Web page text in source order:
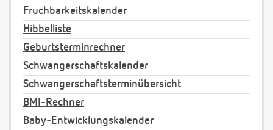
Fruchbarkeitskalender
Hibbelliste
Geburtsterminrechner
Schwangerschaftskalender
Schwangerschaftsterminübersicht
BMI-Rechner
Baby-Entwicklungskalender